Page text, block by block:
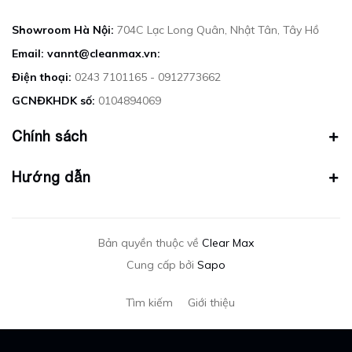
Showroom Hà Nội: 704C Lạc Long Quân, Nhật Tân, Tây Hồ
Email: vannt@cleanmax.vn:
Điện thoại: 0243 7101165 - 0912773662
GCNĐKHDK số: 0104894069
Chính sách
Hướng dẫn
Bản quyền thuộc về Clear Max
Cung cấp bởi Sapo
Tìm kiếm Giới thiệu